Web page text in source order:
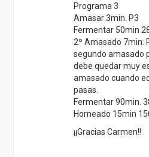
Programa 3
Amasar 3min. P3
Fermentar 50min
2º Amasado 7min.
segundo amasado
debe quedar muy
amasado cuando
pasas.
Fermentar 90min.
Horneado 15min
¡¡Gracias Carmen!!